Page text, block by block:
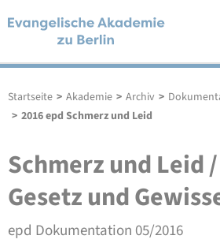
Startseite > Akademie > Archiv >
> 2016 epd Schmerz und Leid
Schmerz und Leid
Gesetz und
epd Dokumentation 05/2016